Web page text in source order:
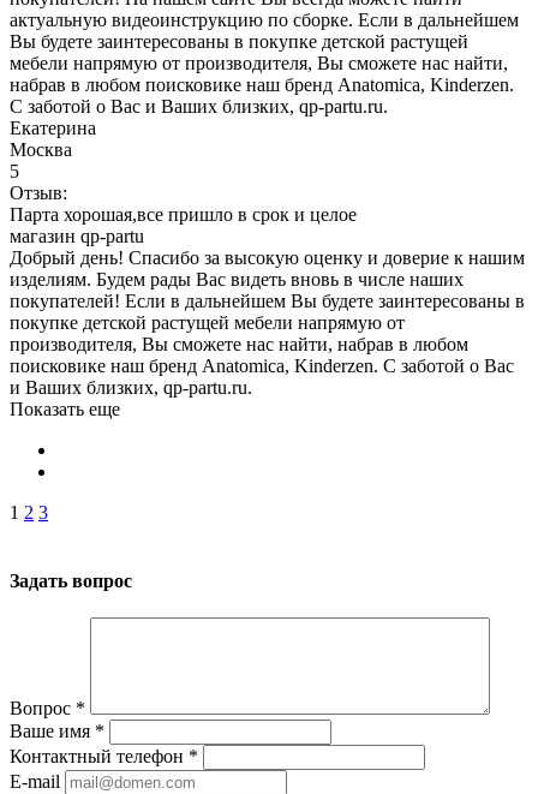
актуальную видеоинструкцию по сборке. Если в дальнейшем
Вы будете заинтересованы в покупке детской растущей
мебели напрямую от производителя, Вы сможете нас найти,
набрав в любом поисковике наш бренд Anatomica, Kinderzen.
С заботой о Вас и Ваших близких, qp-partu.ru.
Екатерина
Москва
5
Отзыв:
Парта хорошая,все пришло в срок и целое
магазин qp-partu
Добрый день! Спасибо за высокую оценку и доверие к нашим
изделиям. Будем рады Вас видеть вновь в числе наших
покупателей! Если в дальнейшем Вы будете заинтересованы в
покупке детской растущей мебели напрямую от
производителя, Вы сможете нас найти, набрав в любом
поисковике наш бренд Anatomica, Kinderzen. С заботой о Вас
и Ваших близких, qp-partu.ru.
Показать еще
1 2 3
Задать вопрос
Вопрос *
Ваше имя *
Контактный телефон *
E-mail